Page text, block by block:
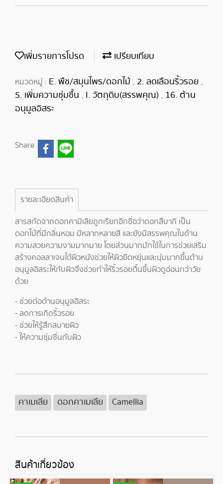
เพิ่มรายการโปรด เปรียบเทียบ
หมวดหมู่ : E. พืช/สมุนไพร/ดอกไม้ , 2. ลดเลือนริ้วรอย ,
5. เพิ่มความชุ่มชื้น , I. วัตถุดิบ(สรรพคุณ) , 16. ต้าน
อนุมูลอิสระ
Share
รายละเอียดสินค้า
สารสกัดจากดอกคามิเลียถูกเรียกอีกชื่อว่าดอกสึบากิ เป็น
ดอกไม้ที่มีกลิ่นหอม มีหลากหลายสี และยังมีสรรพคุณในด้าน
ความสวยความงามมากมาย โดยส่วนมากมักใช้ในการช่วยเสริม
สร้างคอลลาเจนใต้ผิวหนังช่วยให้ผิวยืดหยุ่นและนุ่มมากขึ้นต้าน
อนุมูลอิสระให้กับผิวจึงช่วยทำให้ริ้วรอยตื้นขึ้นผิวดูอ่อนกว่าวัย
ด้วย
- ช่วยต่อต้านอนุมูลอิสระ
- ลดการเกิดริ้วรอย
- ช่วยให้รู้สึกสบายผิว
- ให้ความชุ่มชื่นกับผิว
คาเมเลีย ดอกคาเมเลีย Camellia
สินค้าเกี่ยวข้อง